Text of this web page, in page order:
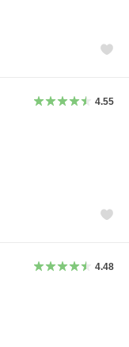
4.55
4.48